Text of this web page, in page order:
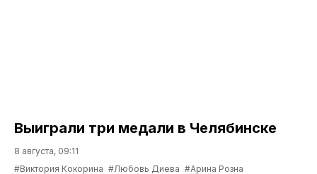
Выиграли три медали в Челябинске
8 августа, 09:11
#Виктория Кокорина #Любовь Диева #Арина Розна